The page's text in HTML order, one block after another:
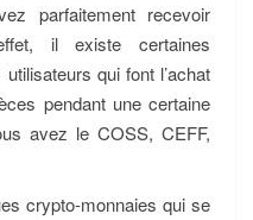
parfaitement recevoir
il existe certaines
qui font l’achat
pendant une certaine
avez le COSS, CEFF,
crypto-monnaies qui se